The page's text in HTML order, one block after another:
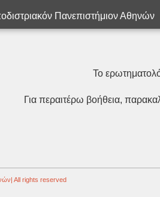
Πανεπιστήμιον Αθηνών
Το
Για περαιτέρω βοήθεια,
| All rights reserved